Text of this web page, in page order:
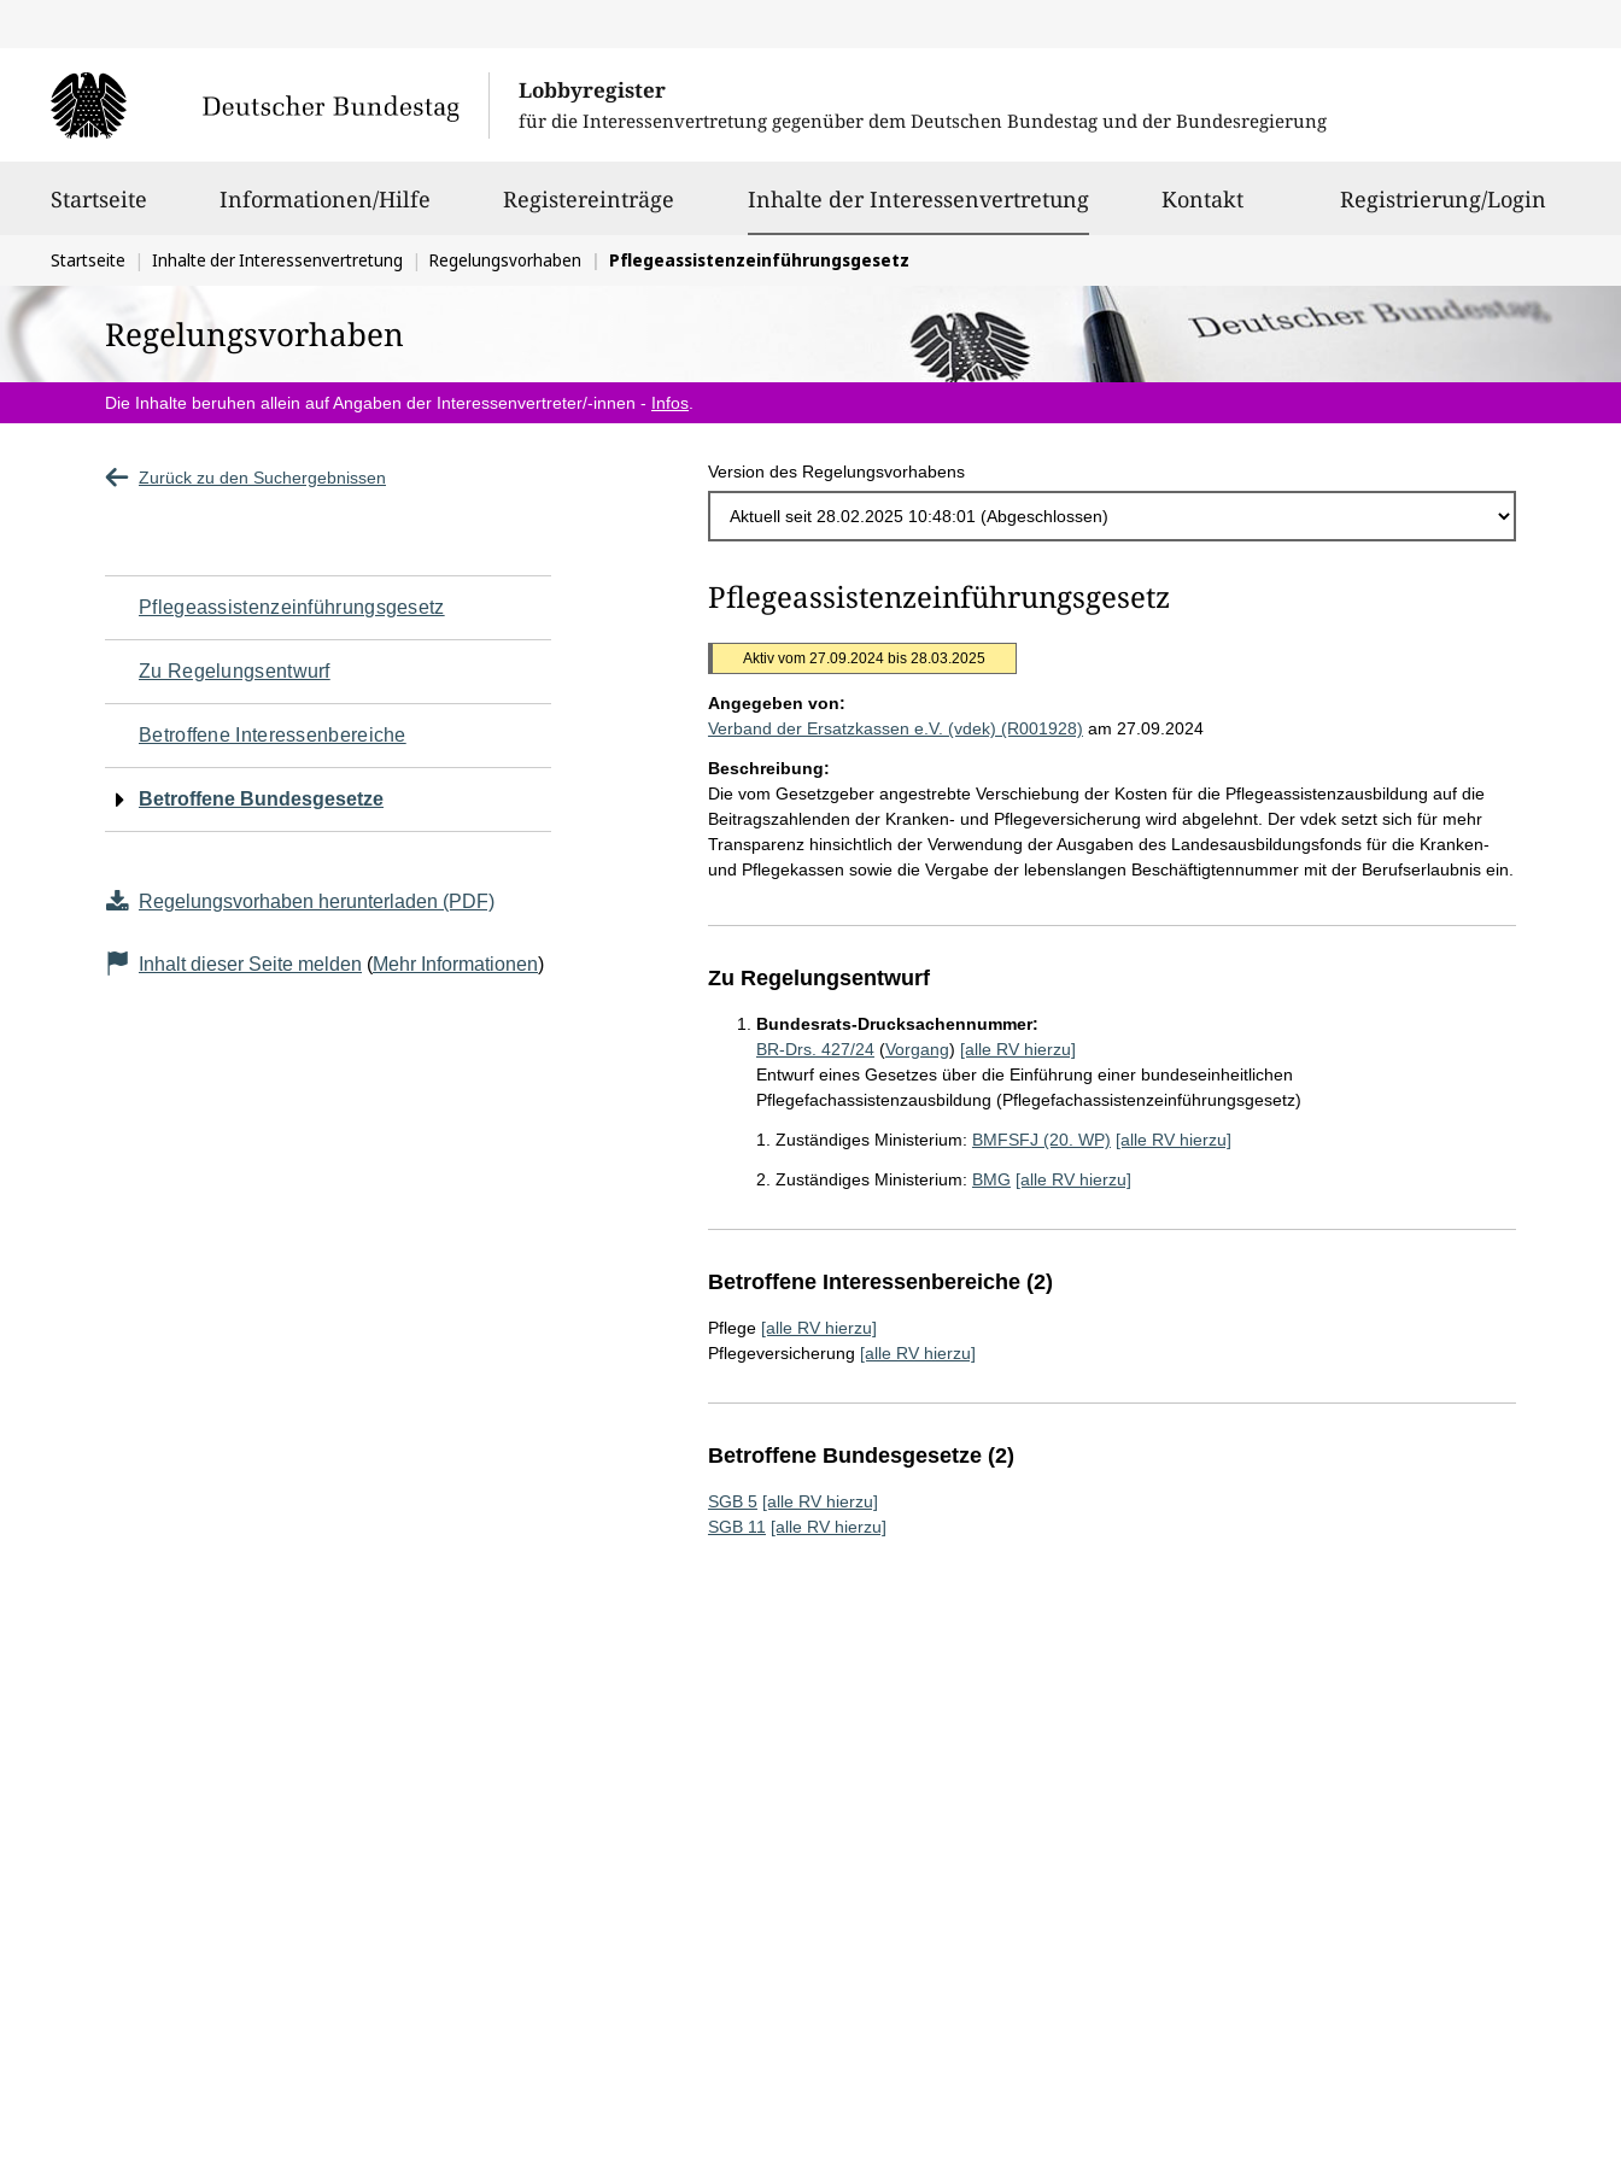
Lobbyregister
für die Interessenvertretung gegenüber dem Deutschen Bundestag und der Bundesregierung
Startseite Informationen/Hilfe Registereinträge Inhalte der Interessenvertretungausgewählt
Kontakt Registrierung/Login
Sie
befinden
sich
hier:
Startseite Inhalte der Interessenvertretung Regelungsvorhaben Pflegeassistenzeinführungsgesetz
Regelungsvorhaben
Die Inhalte beruhen allein auf Angaben der Interessenvertreter/-innen - Infos
Zurück zu den Suchergebnissen Version des Regelungsvorhabens
Navigation
für
den
Seiteninhalt
Pflegeassistenzeinführungsgesetz
Zu Regelungsentwurf
Betroffene Interessenbereiche
Betroffene Bundesgesetze
Regelungsvorhaben herunterladen (PDF)
Inhalt dieser Seite melden (Mehr Informationen)
Pflegeassistenzeinführungsgesetz
Aktiv vom 27.09.2024 bis 28.03.2025
Angegeben von:
Verband der Ersatzkassen e.V. (vdek) (R001928) am 27.09.2024
Beschreibung:
Die vom Gesetzgeber angestrebte Verschiebung der Kosten für die Pflegeassistenzausbildung auf die
Beitragszahlenden der Kranken- und Pflegeversicherung wird abgelehnt. Der vdek setzt sich für mehr
Transparenz hinsichtlich der Verwendung der Ausgaben des Landesausbildungsfonds für die Kranken-
und Pflegekassen sowie die Vergabe der lebenslangen Beschäftigtennummer mit der Berufserlaubnis ein.
Zu Regelungsentwurf
Bundesrats-Drucksachennummer:
BR-Drs. 427/24(Vorgang) [alle RV hierzu]
Entwurf eines Gesetzes über die Einführung einer bundeseinheitlichen
Pflegefachassistenzausbildung (Pflegefachassistenzeinführungsgesetz)
1. Zuständiges Ministerium: BMFSFJ (20. WP) [alle RV hierzu]
2. Zuständiges Ministerium: BMG [alle RV hierzu]
Betroffene Interessenbereiche (2)
Pflege [alle RV hierzu]
Pflegeversicherung [alle RV hierzu]
Betroffene Bundesgesetze (2)
SGB 5 [alle RV hierzu]
SGB 11 [alle RV hierzu]